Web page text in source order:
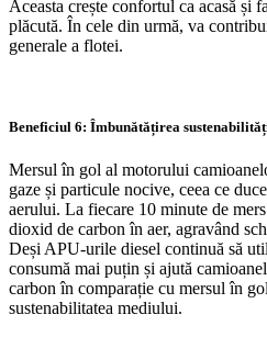
Aceasta crește confortul ca acasă și
plăcută. În cele din urmă, va
generale a flotei.
Beneficiul 6: Îmbunătățirea
Mersul în gol al motorului
gaze și particule nocive, ceea ce
aerului. La fiecare 10 minute de
dioxid de carbon în aer, agravând
Deși APU-urile diesel continuă să
consumă mai puțin și ajută
carbon în comparație cu mersul în
sustenabilitatea mediului.